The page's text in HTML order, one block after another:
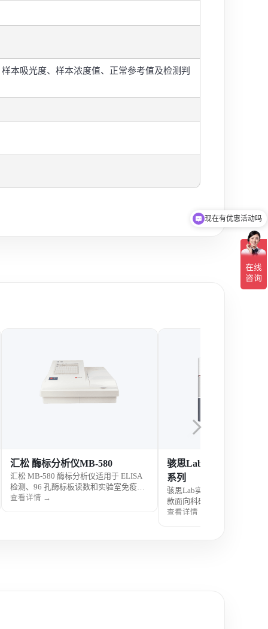
本吸光度、样本浓度值、正常参考值及检测判
汇松 酶标分析仪MB-580
汇松 MB-580 酶标分析仪适用于 ELISA
检测、96 孔酶标板读数和实验室免疫分
析，具有操作方便、检测稳定、数据处
查看详情 →
骇思Lab实验室纯水机
系列
骇思Lab实验室纯水机LDE探
款面向科研与检测实验室的
制备设备，具备多级净化与
查看详情 →
可以介绍下你们的产品么
现在有优惠活动吗